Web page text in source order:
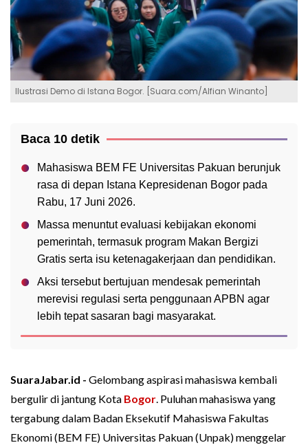
Ilustrasi Demo di Istana Bogor. [Suara.com/Alfian Winanto]
Baca 10 detik
Mahasiswa BEM FE Universitas Pakuan berunjuk
rasa di depan Istana Kepresidenan Bogor pada
Rabu, 17 Juni 2026.
Massa menuntut evaluasi kebijakan ekonomi
pemerintah, termasuk program Makan Bergizi
Gratis serta isu ketenagakerjaan dan pendidikan.
Aksi tersebut bertujuan mendesak pemerintah
merevisi regulasi serta penggunaan APBN agar
lebih tepat sasaran bagi masyarakat.
SuaraJabar.id - Gelombang aspirasi mahasiswa kembali
bergulir di jantung Kota Bogor. Puluhan mahasiswa yang
tergabung dalam Badan Eksekutif Mahasiswa Fakultas
Ekonomi (BEM FE) Universitas Pakuan (Unpak) menggelar